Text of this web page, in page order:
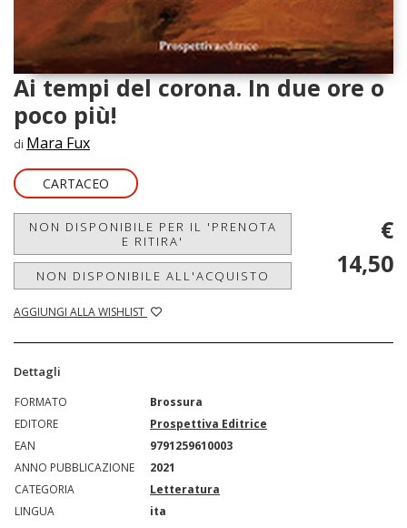
Ai tempi del corona. In due ore o
poco più!
di Mara Fux
CARTACEO
NON DISPONIBILE PER IL 'PRENOTA
E RITIRA'
NON DISPONIBILE ALL'ACQUISTO
AGGIUNGI ALLA WISHLIST
€
14,50
Dettagli
FORMATO
Brossura
EDITORE
Prospettiva Editrice
EAN
9791259610003
ANNO PUBBLICAZIONE
2021
CATEGORIA
Letteratura
LINGUA
ita